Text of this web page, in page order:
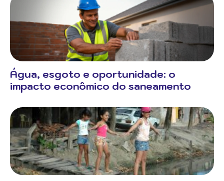
Água, esgoto e oportunidade: o
impacto econômico do saneamento